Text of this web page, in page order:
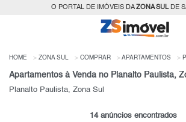
O PORTAL DE IMÓVEIS DAZONA SULDE
HOME ZONA SUL COMPRAR APARTAMENTOS
Planalto Paulista, Zona Sul
14 anúncios encontrados